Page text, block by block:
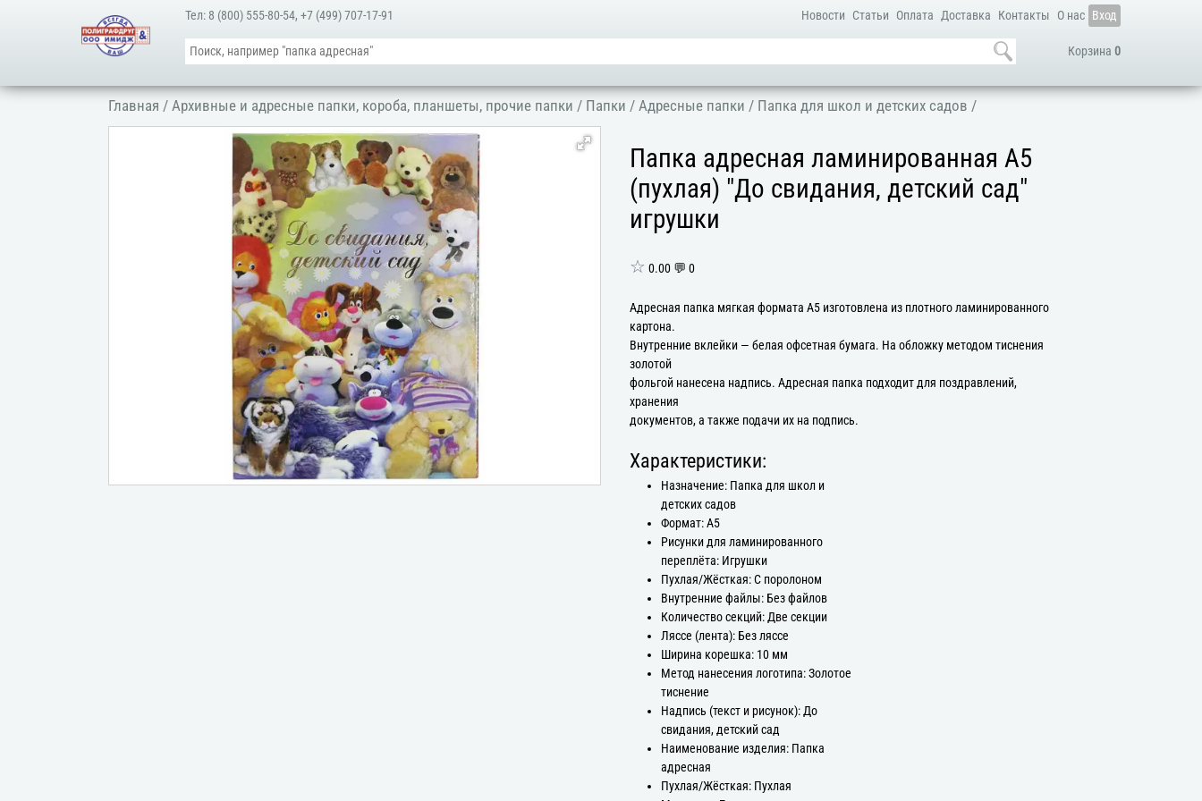
Новости Статьи Оплата Доставка Контакты О нас Вход
Корзина 0
Тел: 8 (800) 555-80-54,+7 (499) 707-17-91
Главная /Архивные и адресные папки, короба, планшеты, прочие папки / Папки /Адресные папки / Папка для школ и детских садов /
Папка адресная ламинированная А5
(пухлая) "До свидания, детский сад"
игрушки
☆ 0.00 💬 0
Адресная папка мягкая формата А5 изготовлена из плотного ламинированного
картона.
Внутренние вклейки — белая офсетная бумага. На обложку методом тиснения
золотой
фольгой нанесена надпись. Адресная папка подходит для поздравлений,
хранения
документов, а также подачи их на подпись.
Характеристики:
Назначение: Папка для школ и
детских садов
Формат: А5
Рисунки для ламинированного
переплёта: Игрушки
Пухлая/Жёсткая: С поролоном
Внутренние файлы: Без файлов
Количество секций: Две секции
Ляссе (лента): Без ляссе
Ширина корешка: 10 мм
Метод нанесения логотипа: Золотое
тиснение
Надпись (текст и рисунок): До
свидания, детский сад
Наименование изделия: Папка
адресная
Пухлая/Жёсткая: Пухлая